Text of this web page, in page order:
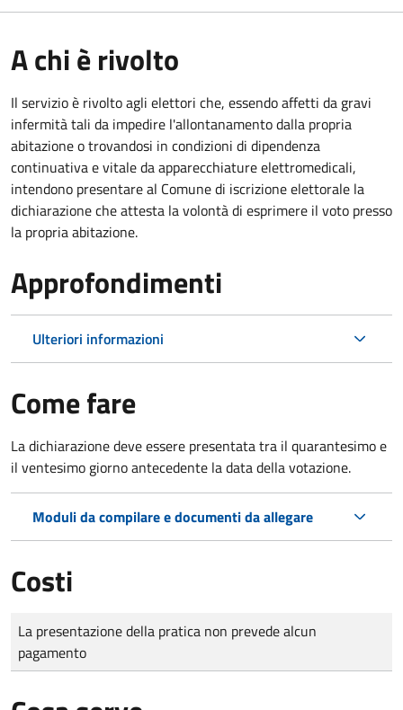
A chi è rivolto
Il servizio è rivolto agli elettori che, essendo affetti da gravi
infermità tali da impedire l'allontanamento dalla propria
abitazione o trovandosi in condizioni di dipendenza
continuativa e vitale da apparecchiature elettromedicali,
intendono presentare al Comune di iscrizione elettorale la
dichiarazione che attesta la volontà di esprimere il voto presso
la propria abitazione.
Approfondimenti
Ulteriori informazioni
Come fare
La dichiarazione deve essere presentata tra il quarantesimo e
il ventesimo giorno antecedente la data della votazione.
Moduli da compilare e documenti da allegare
Costi
Tipo di pagamento
Importo
La presentazione della pratica non prevede alcun
pagamento